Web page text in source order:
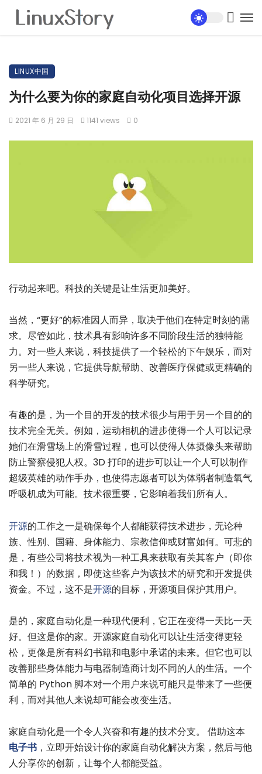
LINUX中国
为什么要为你的家庭自动化项目选择开源
2021 年 6 月 29 日 1141 views 0
行动起来吧。科技的关键是让生活更加美好。
当然，“更好”的标准因人而异，取决于他们在特定时刻的需
求。尽管如此，技术具有影响许多不同阶段生活的独特能
力。对一些人来说，科技提供了一个轻松的下午娱乐，而对
另一些人来说，它提供导航帮助、改善医疗保健或更精确的
科学研究。
有趣的是，为一个目的开发的技术很少与用于另一个目的的
技术完全无关。例如，运动相机的进步使得一个人可以记录
她们在滑雪场上的滑雪过程，也可以使得人体摄像头来帮助
防止警察侵犯人权。3D 打印的进步可以让一个人可以制作
超级英雄的动作手办，也使得志愿者可以为体弱者制造氧气
呼吸机成为可能。技术很重要，它影响着我们所有人。
开源的工作之一是确保每个人都能获得技术进步，无论种
族、性别、国籍、身体能力、宗教信仰或财富如何。可悲的
是，有些公司将技术视为一种工具来获取有关其客户（即你
和我！）的数据，即使这些客户为该技术的研究和开发提供
资金。不过，这不是开源的目标，开源项目保护其用户。
是的，家庭自动化是一种现代便利，它正在变得一天比一天
好。但这是你的家。开源家庭自动化可以让生活变得更轻
松，更像是所有科幻书籍和电影中承诺的未来。但它也可以
改善那些身体能力与电器制造商计划不同的人的生活。一个
简单的 Python 脚本对一个用户来说可能只是带来了一些便
利，而对其他人来说却可能会改变生活。
家庭自动化是一个令人兴奋和有趣的技术分支。 借助这本
电子书 ，立即开始设计你的家庭自动化解决方案，然后与他
人分享你的创新，让每个人都能受益。